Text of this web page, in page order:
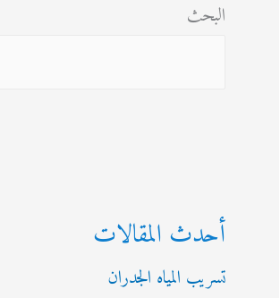
البحث
أحدث المقالات
تسريب المياه الجدران